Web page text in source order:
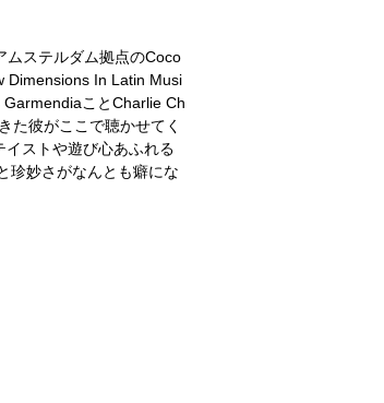
ムステルダム拠点のCoco
Dimensions In Latin Musi
ことCharlie Ch
た彼がここで聴かせてく
ストや遊び心あふれる
珍妙さがなんとも癖にな